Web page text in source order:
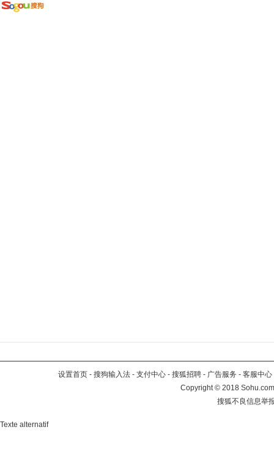
设置首页 - 搜狗输入法 - 支付中心 - 搜狐招聘 - 广告服务 - 客服中心
Copyright©2018
搜狐不良信息举
Texte alternatif